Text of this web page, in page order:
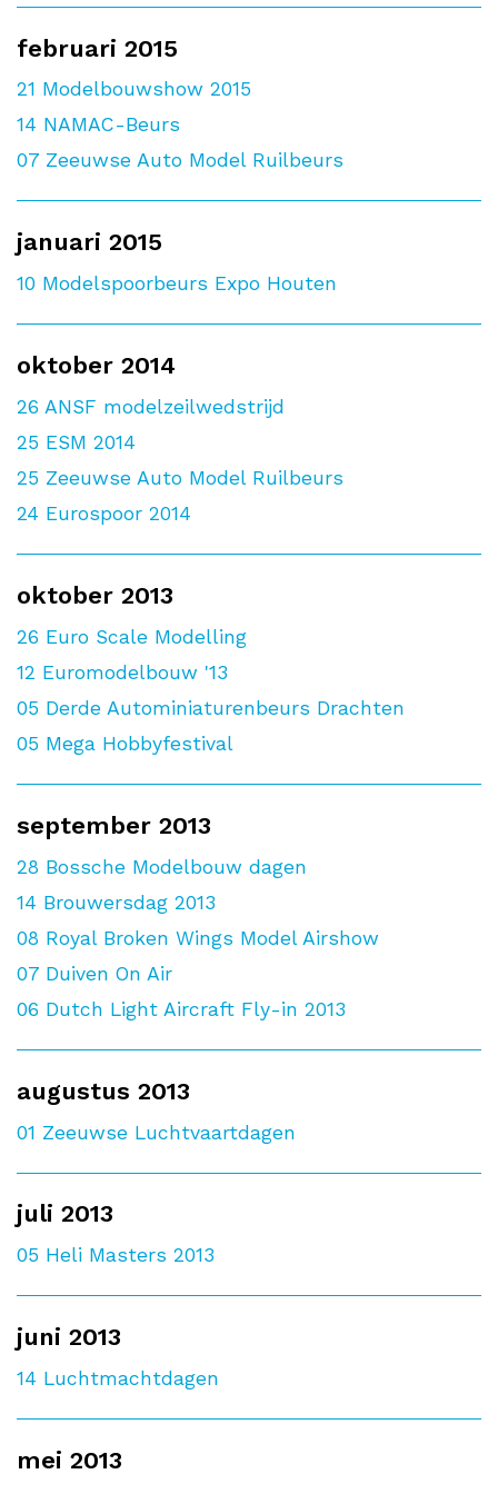
februari 2015
21 Modelbouwshow 2015
14 NAMAC-Beurs
07 Zeeuwse Auto Model Ruilbeurs
januari 2015
10 Modelspoorbeurs Expo Houten
oktober 2014
26 ANSF modelzeilwedstrijd
25 ESM 2014
25 Zeeuwse Auto Model Ruilbeurs
24 Eurospoor 2014
oktober 2013
26 Euro Scale Modelling
12 Euromodelbouw '13
05 Derde Autominiaturenbeurs Drachten
05 Mega Hobbyfestival
september 2013
28 Bossche Modelbouw dagen
14 Brouwersdag 2013
08 Royal Broken Wings Model Airshow
07 Duiven On Air
06 Dutch Light Aircraft Fly-in 2013
augustus 2013
01 Zeeuwse Luchtvaartdagen
juli 2013
05 Heli Masters 2013
juni 2013
14 Luchtmachtdagen
mei 2013